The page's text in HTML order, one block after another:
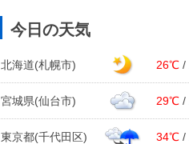
今日の天気
北海道(札幌市) 26℃ /
宮城県(仙台市) 29℃ /
東京都(千代田区) 34℃ /